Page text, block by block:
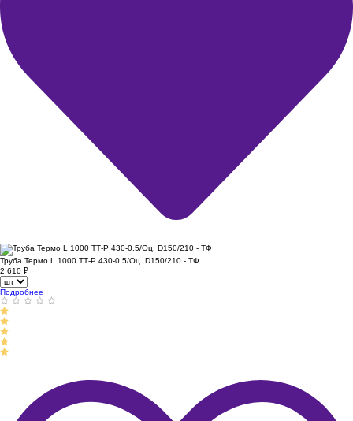
Труба Термо L 1000 ТТ-Р 430-0.5/Оц. D150/210 - ТФ
2 610 ₽
Подробнее